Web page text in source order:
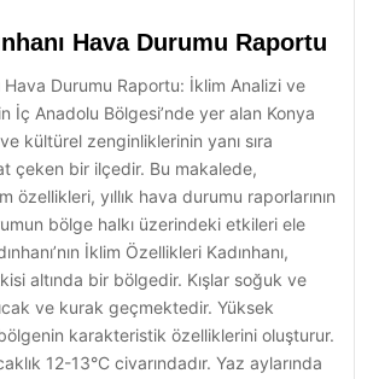
Hava Durumu Raportu
Hava Durumu Raportu: İklim Analizi ve
İç Anadolu Bölgesi’nde yer alan Konya
kültürel zenginliklerinin yanı sıra
çeken bir ilçedir. Bu makalede,
özellikleri, yıllık hava durumu raporlarının
bölge halkı üzerindeki etkileri ele
İklim Özellikleri Kadınhanı,
altında bir bölgedir. Kışlar soğuk ve
ve kurak geçmektedir. Yüksek
bölgenin karakteristik özelliklerini oluşturur.
12-13°C civarındadır. Yaz aylarında